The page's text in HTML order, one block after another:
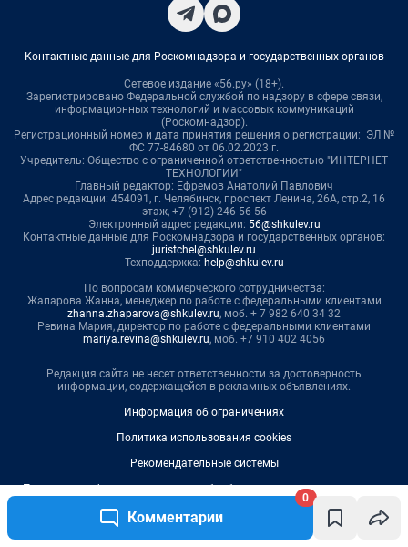
Комментарии
0
Контактные данные для Роскомнадзора и государственных органов
Сетевое издание «56.ру» (18+).
Зарегистрировано Федеральной службой по надзору в сфере связи,
информационных технологий и массовых коммуникаций
(Роскомнадзор).
Регистрационный номер и дата принятия решения о регистрации: ЭЛ №
ФС 77-84680 от 06.02.2023 г.
Учредитель: Общество с ограниченной ответственностью "ИНТЕРНЕТ
ТЕХНОЛОГИИ"
Главный редактор: Ефремов Анатолий Павлович
Адрес редакции: 454091, г. Челябинск, проспект Ленина, 26А, стр.2, 16
этаж, +7 (912) 246-56-56
Электронный адрес редакции: 56@shkulev.ru
Контактные данные для Роскомнадзора и государственных органов:
juristchel@shkulev.ru
Техподдержка: help@shkulev.ru
По вопросам коммерческого сотрудничества:
Жапарова Жанна, менеджер по работе с федеральными клиентами
zhanna.zhaparova@shkulev.ru, моб. + 7 982 640 34 32
Ревина Мария, директор по работе с федеральными клиентами
mariya.revina@shkulev.ru, моб. +7 910 402 4056
Редакция сайта не несет ответственности за достоверность
информации, содержащейся в рекламных объявлениях.
Информация об ограничениях
Политика использования cookies
Рекомендательные системы
Политика конфиденциальности и обработки персональных данных и